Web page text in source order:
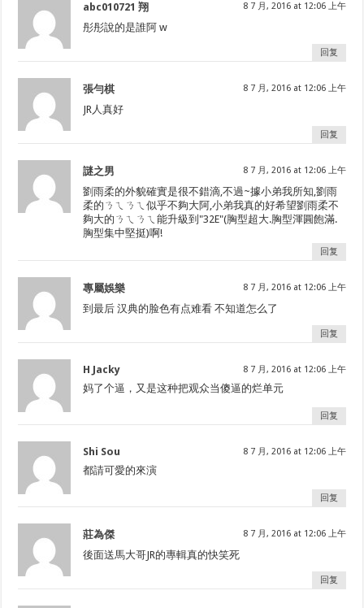
abc010721 翔 8 7 月, 2016 at 12:06 上午
彤彤說的是誰阿 w
回复
張勻棋 8 7 月, 2016 at 12:06 上午
JR人真好
回复
謎之男 8 7 月, 2016 at 12:06 上午
劉雨柔的外貌確實是很不錯滴,不過~據小弟我所知,劉雨
柔的ㄋㄟㄋㄟ似乎不夠大阿,小弟我真的好希望劉雨柔不
夠大的ㄋㄟㄋㄟ能升級到"32E"(胸型超大.胸型渾圓飽滿.
胸型集中堅挺)啊!
回复
專屬娛樂 8 7 月, 2016 at 12:06 上午
到最后 汉典的脸色有点难看 不知道怎么了
回复
H Jacky 8 7 月, 2016 at 12:06 上午
妈了个逼，又是这种把观众当傻逼的烂单元
回复
Shi Sou 8 7 月, 2016 at 12:06 上午
都請可愛的來演
回复
莊為傑 8 7 月, 2016 at 12:06 上午
後面送馬大哥JR的專輯真的快笑死
回复